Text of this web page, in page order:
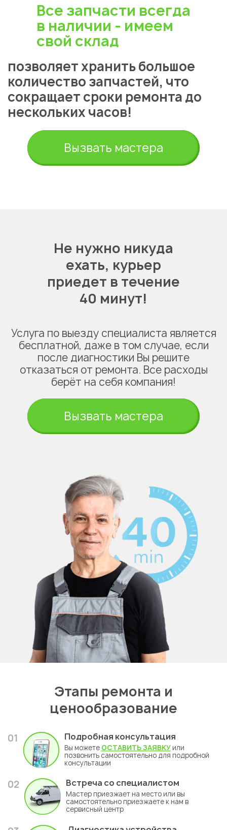
Все запчасти всегда
в наличии - имеем
свой склад
позволяет хранить большое
количество запчастей, что
сокращает сроки ремонта до
нескольких часов!
Вызвать мастера
Не нужно никуда
ехать, курьер
приедет в течение
40 минут!
Услуга по выезду специалиста является
бесплатной, даже в том случае, если
после диагностики Вы решите
отказаться от ремонта. Все расходы
берёт на себя компания!
Вызвать мастера
Этапы ремонта и
ценообразование
01 Подробная консультация
Вы можете ОСТАВИТЬ ЗАЯВКУ или
позвонить самостоятельно для подробной
консультации
02 Встреча со специалистом
Мастер приезжает на место или вы
самостоятельно приезжаете к нам в
сервисный центр